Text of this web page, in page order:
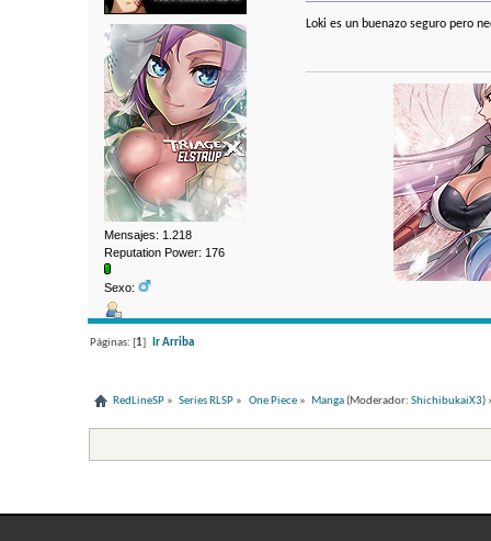
Mensajes: 1.218
Reputation Power: 176
Sexo:
Loki es un buenazo seguro pero
Páginas: [1] Ir Arriba
RedLineSP » Series RLSP » One Piece» Manga(Moderador:ShichibukaiX3)